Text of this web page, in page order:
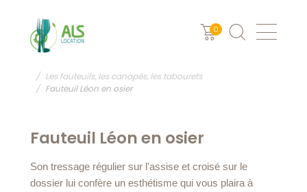
0
Les fauteuils, les canapés, les tabourets
Fauteuil Léon en osier
Fauteuil Léon en osier
Son tressage régulier sur l'assise et croisé sur le
dossier lui confère un esthétisme qui vous plaira à